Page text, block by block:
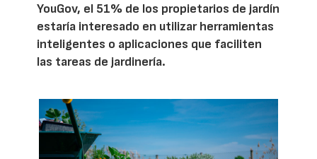
YouGov, el 51% de los propietarios de jardín
estaría interesado en utilizar herramientas
inteligentes o aplicaciones que faciliten
las tareas de jardinería.